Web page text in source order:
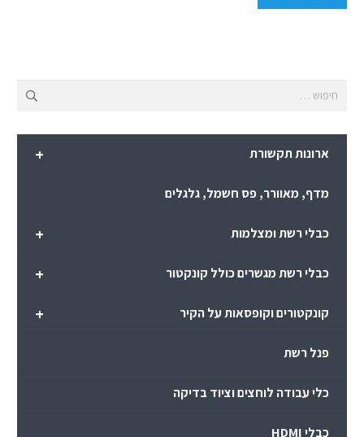
+ ארונות תקשורת
מדף, מאוורר, פס חשמל, גלגלים
+ כבלי רשת ומצלמות
+ כבלי רשת מגשרים כולל קונקטור
+ קונקטורים וקופסאות על הקיר
פנל רשת
כלי עבודה לוחצים וציוד בדיקה
כבלי HDMI